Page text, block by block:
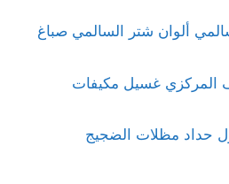
ألوان شتر السالمي صباغ
المركزي غسيل مكيفات
حداد مظلات الضجيج